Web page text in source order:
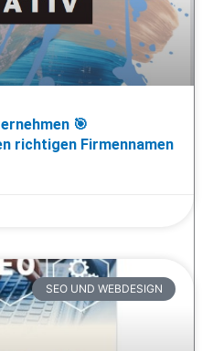
🎯
richtigen Firmennamen
SEO UND WEBDESIGN